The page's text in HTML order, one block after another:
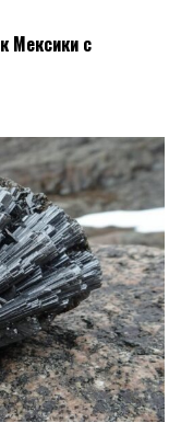
Мексики с